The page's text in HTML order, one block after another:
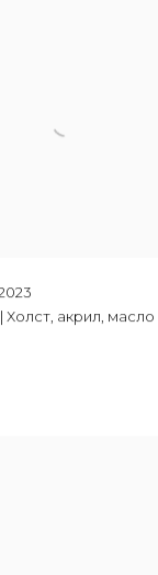
Холст, акрил, масло